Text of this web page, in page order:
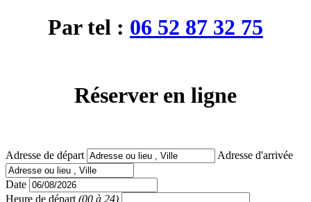
Par tel : 06 52 87 32 75
Réserver en ligne
Adresse de départ Adresse d'arrivée
Date
Heure de départ (00 à 24)